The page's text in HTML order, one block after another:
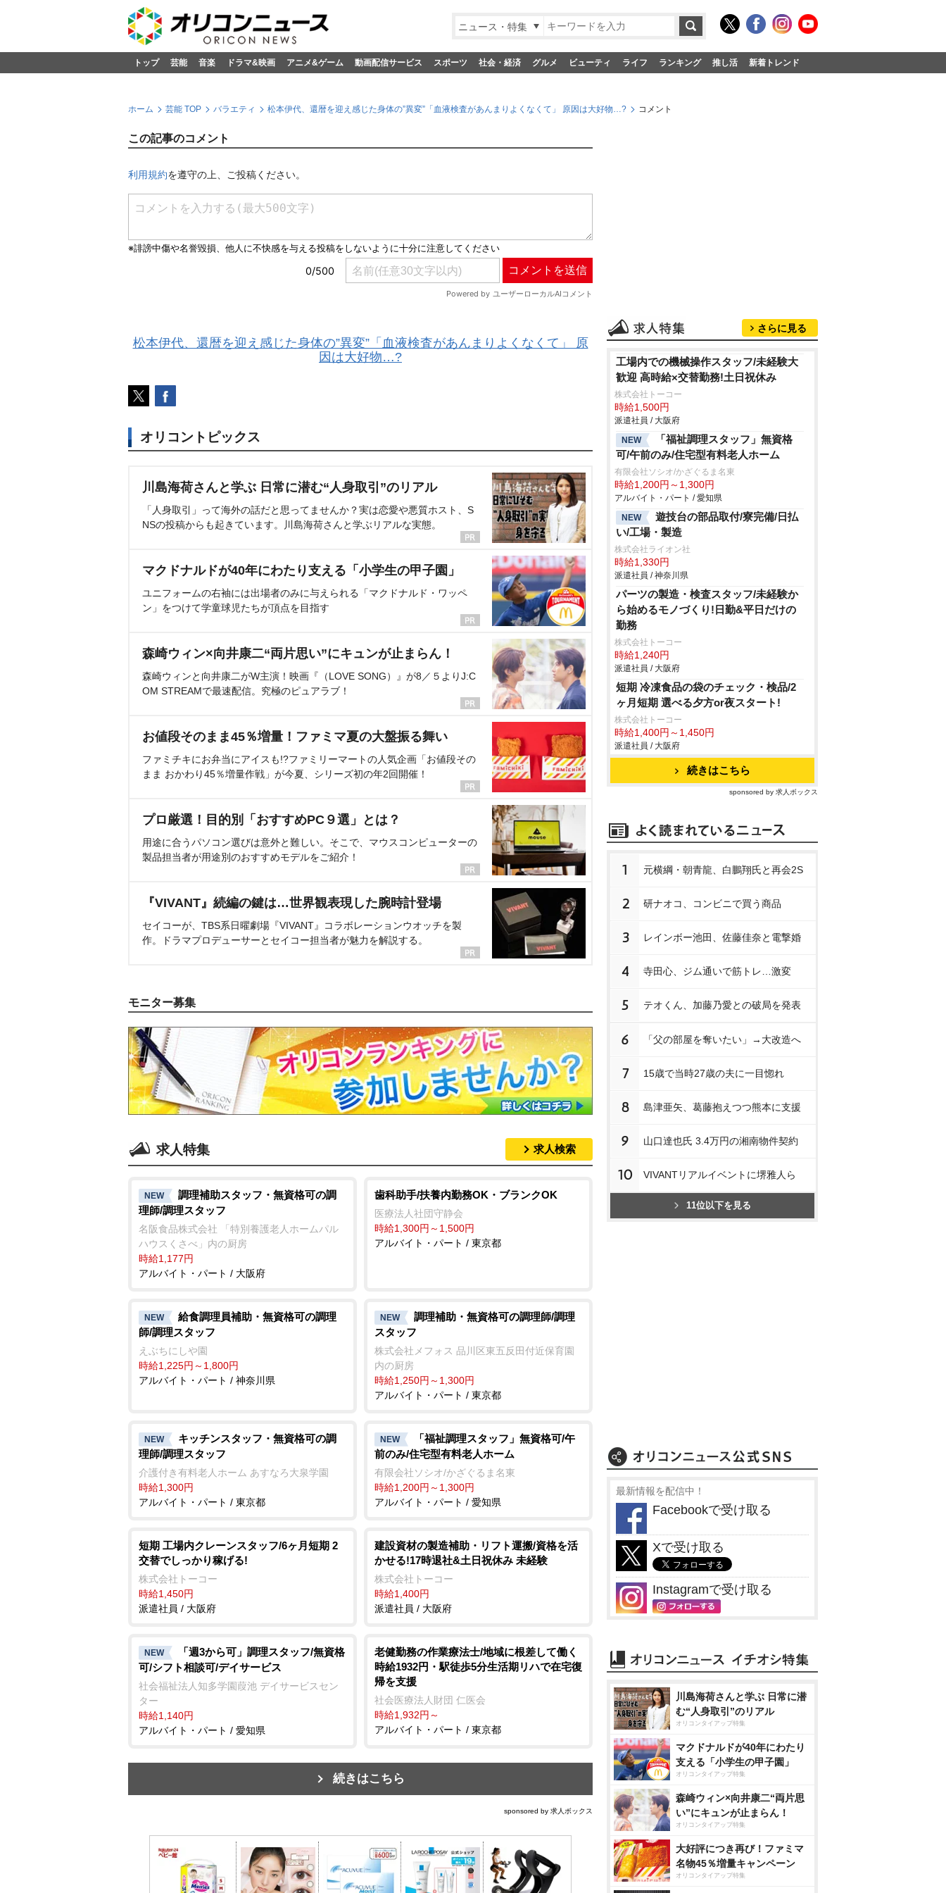
ニュース・特集
トップ 芸能 音楽 ドラマ&映画 アニメ&ゲーム 動画配信サービス スポーツ 社会・経済 グルメ ビューティ ライフ ランキング 推し活 新着トレンド
ホーム 芸能 TOP バラエティ 松本伊代、還暦を迎え感じた身体の”異変”「血液検査があんまりよくなくて」 原因は大好物…? コメント
この記事のコメント
利用規約を遵守の上、ご投稿ください。
松本伊代、還暦を迎え感じた身体の”異変”「血液検査があんまりよくなくて」 原
因は大好物…?
オリコントピックス
川島海荷さんと学ぶ 日常に潜む“人身取引”のリアル
「人身取引」って海外の話だと思ってませんか？実は恋愛や悪質ホスト、S
NSの投稿からも起きています。川島海荷さんと学ぶリアルな実態。
マクドナルドが40年にわたり支える「小学生の甲子園」
ユニフォームの右袖には出場者のみに与えられる「マクドナルド・ワッペ
ン」をつけて学童球児たちが頂点を目指す
森崎ウィン×向井康二“両片思い”にキュンが止まらん！
森崎ウィンと向井康二がW主演！映画『（LOVE SONG）』が8／５よりJ:C
OM STREAMで最速配信。究極のピュアラブ！
お値段そのまま45％増量！ファミマ夏の大盤振る舞い
ファミチキにお弁当にアイスも!?ファミリーマートの人気企画「お値段その
まま おかわり45％増量作戦」が今夏、シリーズ初の年2回開催！
プロ厳選！目的別「おすすめPC９選」とは？
用途に合うパソコン選びは意外と難しい。そこで、マウスコンピューターの
製品担当者が用途別のおすすめモデルをご紹介！
『VIVANT』続編の鍵は…世界観表現した腕時計登場
セイコーが、TBS系日曜劇場『VIVANT』コラボレーションウオッチを製
作。ドラマプロデューサーとセイコー担当者が魅力を解説する。
モニター募集
求人特集 求人検索
NEW
調理補助スタッフ・無資格可の調
理師/調理スタッフ
名阪食品株式会社 「特別養護老人ホームパル
ハウスくさべ」内の厨房
時給1,177円
アルバイト・パート / 大阪府
歯科助手/扶養内勤務OK・ブランクOK
医療法人社団守静会
時給1,300円～1,500円
アルバイト・パート / 東京都
NEW
給食調理員補助・無資格可の調理
師/調理スタッフ
えぶちにしや園
時給1,225円～1,800円
アルバイト・パート / 神奈川県
NEW
調理補助・無資格可の調理師/調理
スタッフ
株式会社メフォス 品川区東五反田付近保育園
内の厨房
時給1,250円～1,300円
アルバイト・パート / 東京都
NEW
キッチンスタッフ・無資格可の調
理師/調理スタッフ
介護付き有料老人ホーム あすなろ大泉学園
時給1,300円
アルバイト・パート / 東京都
NEW
「福祉調理スタッフ」無資格可/午
前のみ/住宅型有料老人ホーム
有限会社ソシオ/かざぐるま名東
時給1,200円～1,300円
アルバイト・パート / 愛知県
短期 工場内クレーンスタッフ/6ヶ月短期 2
交替でしっかり稼げる!
株式会社トーコー
時給1,450円
派遣社員 / 大阪府
建設資材の製造補助・リフト運搬/資格を活
かせる!17時退社&土日祝休み 未経験
株式会社トーコー
時給1,400円
派遣社員 / 大阪府
NEW
「週3から可」調理スタッフ/無資格
可/シフト相談可/デイサービス
社会福祉法人知多学園葭池 デイサービスセン
ター
時給1,140円
アルバイト・パート / 愛知県
老健勤務の作業療法士/地域に根差して働く
時給1932円・駅徒歩5分生活期リハで在宅復
帰を支援
社会医療法人財団 仁医会
時給1,932円～
アルバイト・パート / 東京都
続きはこちら
sponsored by 求人ボックス
さらに見る
工場内での機械操作スタッフ/未経験大
歓迎 高時給×交替勤務!土日祝休み
株式会社トーコー
時給1,500円
派遣社員 / 大阪府
NEW
「福祉調理スタッフ」無資格
可/午前のみ/住宅型有料老人ホーム
有限会社ソシオ/かざぐるま名東
時給1,200円～1,300円
アルバイト・パート / 愛知県
NEW
遊技台の部品取付/寮完備/日払
い/工場・製造
株式会社ライオン社
時給1,330円
派遣社員 / 神奈川県
パーツの製造・検査スタッフ/未経験か
ら始めるモノづくり!日勤&平日だけの
勤務
株式会社トーコー
時給1,240円
派遣社員 / 大阪府
短期 冷凍食品の袋のチェック・検品/2
ヶ月短期 選べる夕方or夜スタート!
株式会社トーコー
時給1,400円～1,450円
派遣社員 / 大阪府
続きはこちら
sponsored by 求人ボックス
1 元横綱・朝青龍、白鵬翔氏と再会2S
2 研ナオコ、コンビニで買う商品
3 レインボー池田、佐藤佳奈と電撃婚
4 寺田心、ジム通いで筋トレ…激変
5 テオくん、加藤乃愛との破局を発表
6 「父の部屋を奪いたい」→大改造へ
7 15歳で当時27歳の夫に一目惚れ
8 島津亜矢、葛藤抱えつつ熊本に支援
9 山口達也氏 3.4万円の湘南物件契約
10 VIVANTリアルイベントに堺雅人ら
11位以下を見る
最新情報を配信中！
Facebookで受け取る
Xで受け取る
Instagramで受け取る
川島海荷さんと学ぶ 日常に潜
む“人身取引”のリアル
オリコンタイアップ特集
マクドナルドが40年にわたり
支える「小学生の甲子園」
オリコンタイアップ特集
森崎ウィン×向井康二“両片思
い”にキュンが止まらん！
オリコンタイアップ特集
大好評につき再び！ファミマ
名物45％増量キャンペーン
オリコンタイアップ特集